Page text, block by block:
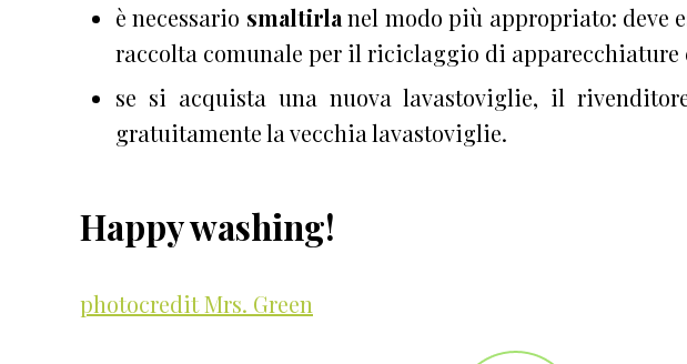
è necessario smaltirla nel modo più appropriato: deve
raccolta comunale per il riciclaggio di apparecchiature
se si acquista una nuova lavastoviglie, il
gratuitamente la vecchia lavastoviglie.
Happy washing!
photocredit Mrs. Green